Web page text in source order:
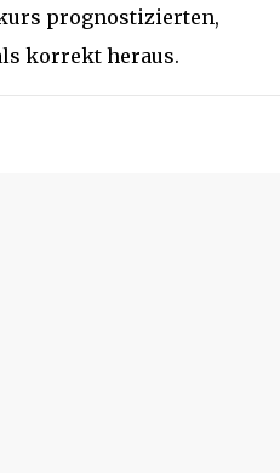
prognostizierten,
korrekt heraus.